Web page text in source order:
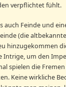
verpflichtet fühlt.
auch Feinde und
(die
hinzugekommen
Intrige, um den
spielen die
Keine wirkliche